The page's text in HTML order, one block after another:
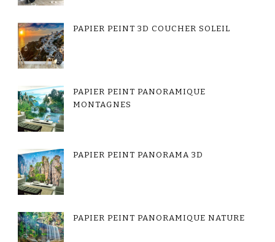
PAPIER PEINT 3D COUCHER SOLEIL
PAPIER PEINT PANORAMIQUE
MONTAGNES
PAPIER PEINT PANORAMA 3D
PAPIER PEINT PANORAMIQUE NATURE